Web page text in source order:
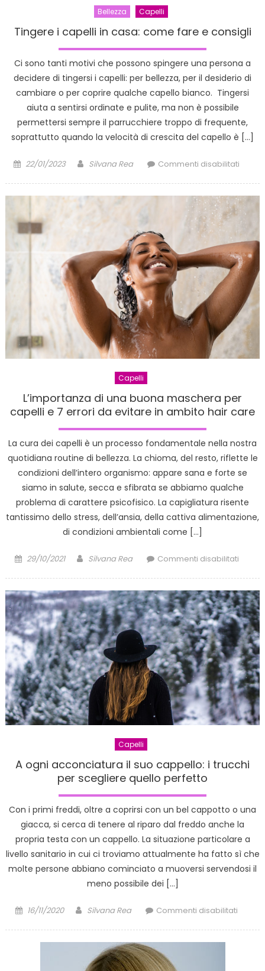
Bellezza Capelli
Tingere i capelli in casa: come fare e consigli
Ci sono tanti motivi che possono spingere una persona a
decidere di tingersi i capelli: per bellezza, per il desiderio di
cambiare o per coprire qualche capello bianco. Tingersi
aiuta a sentirsi ordinate e pulite, ma non è possibile
permettersi sempre il parrucchiere troppo di frequente,
soprattutto quando la velocità di crescita del capello è […]
Posted
22/01/2023 Author
Silvana Rea Commenti disabilitati
capelli
in
come
fare
e
Capelli
L’importanza di una buona maschera per
capelli e 7 errori da evitare in ambito hair care
La cura dei capelli è un processo fondamentale nella nostra
quotidiana routine di bellezza. La chioma, del resto, riflette le
condizioni dell’intero organismo: appare sana e forte se
siamo in salute, secca e sfibrata se abbiamo qualche
problema di carattere psicofisico. La capigliatura risente
tantissimo dello stress, dell’ansia, della cattiva alimentazione,
di condizioni ambientali come […]
Posted
29/10/2021 Author
Silvana Rea Commenti disabilitatisu
una
buona
per
capelli
e
7
errori
da
evitare
hair
Capelli
A ogni acconciatura il suo cappello: i trucchi
per scegliere quello perfetto
Con i primi freddi, oltre a coprirsi con un bel cappotto o una
giacca, si cerca di tenere al riparo dal freddo anche la
propria testa con un cappello. La situazione particolare a
livello sanitario in cui ci troviamo attualmente ha fatto sì che
molte persone abbiano cominciato a muoversi servendosi il
meno possibile dei […]
Posted
16/11/2020 Author
Silvana Rea Commenti disabilitati